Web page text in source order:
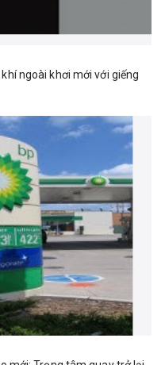
ngoài khơi mới với giếng